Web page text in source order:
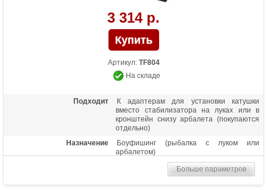
3 314 р.
Артикул: TF804
На складе
Подходит
К адаптерам для установки катушки
вместо стабилизатора на луках или в
кронштейн снизу арбалета (покупаются
отдельно)
Назначение
Боуфишинг (рыбалка с луком или
арбалетом)
Больше параметров